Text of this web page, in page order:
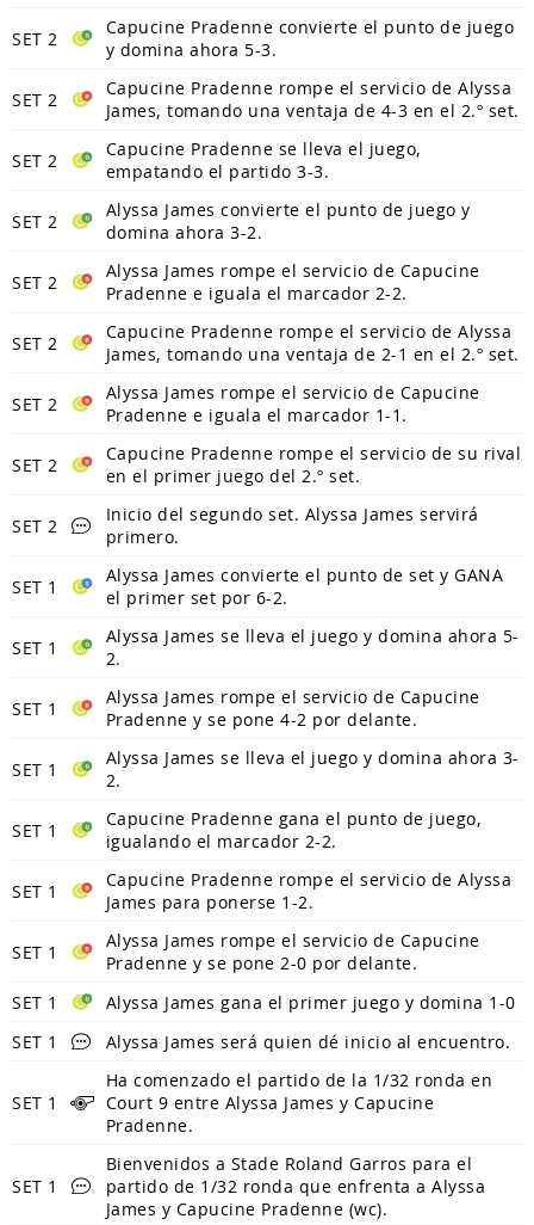
SET 2
Capucine Pradenne convierte el punto de juego
y domina ahora 5-3.
SET 2
Capucine Pradenne rompe el servicio de Alyssa
James, tomando una ventaja de 4-3 en el 2.º set.
SET 2
Capucine Pradenne se lleva el juego,
empatando el partido 3-3.
SET 2
Alyssa James convierte el punto de juego y
domina ahora 3-2.
SET 2
Alyssa James rompe el servicio de Capucine
Pradenne e iguala el marcador 2-2.
SET 2
Capucine Pradenne rompe el servicio de Alyssa
James, tomando una ventaja de 2-1 en el 2.º set.
SET 2
Alyssa James rompe el servicio de Capucine
Pradenne e iguala el marcador 1-1.
SET 2
Capucine Pradenne rompe el servicio de su rival
en el primer juego del 2.º set.
SET 2
Inicio del segundo set. Alyssa James servirá
primero.
SET 1
Alyssa James convierte el punto de set y GANA
el primer set por 6-2.
SET 1
Alyssa James se lleva el juego y domina ahora 5-
2.
SET 1
Alyssa James rompe el servicio de Capucine
Pradenne y se pone 4-2 por delante.
SET 1
Alyssa James se lleva el juego y domina ahora 3-
2.
SET 1
Capucine Pradenne gana el punto de juego,
igualando el marcador 2-2.
SET 1
Capucine Pradenne rompe el servicio de Alyssa
James para ponerse 1-2.
SET 1
Alyssa James rompe el servicio de Capucine
Pradenne y se pone 2-0 por delante.
SET 1
Alyssa James gana el primer juego y domina 1-0
SET 1
Alyssa James será quien dé inicio al encuentro.
SET 1
Ha comenzado el partido de la 1/32 ronda en
Court 9 entre Alyssa James y Capucine
Pradenne.
SET 1
Bienvenidos a Stade Roland Garros para el
partido de 1/32 ronda que enfrenta a Alyssa
James y Capucine Pradenne (wc).